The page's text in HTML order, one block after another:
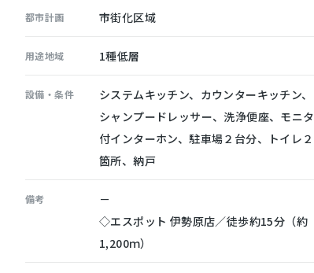
都市計画 市街化区域
用途地域 1種低層
設備・条件
システムキッチン、カウンターキッチン、
シャンプードレッサー、洗浄便座、モニタ
付インターホン、駐車場２台分、トイレ２
箇所、納戸
備考
－
◇エスポット 伊勢原店／徒歩約15分（約
1,200ｍ）